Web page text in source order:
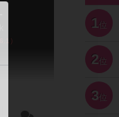
1位
2位
3位